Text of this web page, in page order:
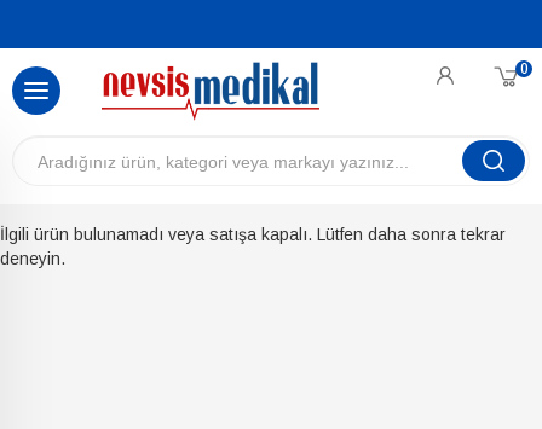
0
İlgili ürün bulunamadı veya satışa kapalı. Lütfen daha sonra tekrar
deneyin.